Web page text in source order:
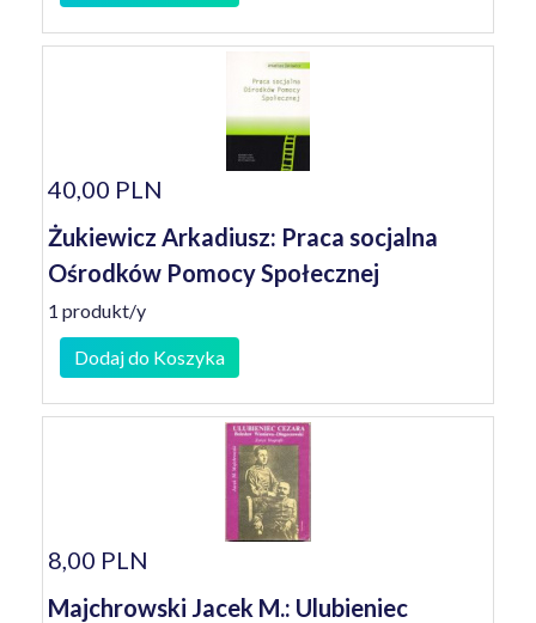
40,00 PLN
Żukiewicz Arkadiusz: Praca socjalna
Ośrodków Pomocy Społecznej
1 produkt/y
Dodaj do Koszyka
8,00 PLN
Majchrowski Jacek M.: Ulubieniec